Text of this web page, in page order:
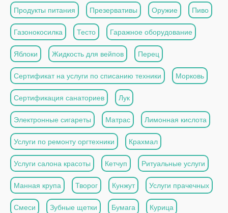
Продукты питания Презервативы Оружие Пиво
Газонокосилка Тесто Гаражное оборудование
Яблоки Жидкость для вейпов Перец
Сертификат на услуги по списанию техники Морковь
Сертификация санаториев Лук
Электронные сигареты Матрас Лимонная кислота
Услуги по ремонту оргтехники Крахмал
Услуги салона красоты Кетчуп Ритуальные услуги
Манная крупа Творог Кунжут Услуги прачечных
Смеси Зубные щетки Бумага Курица